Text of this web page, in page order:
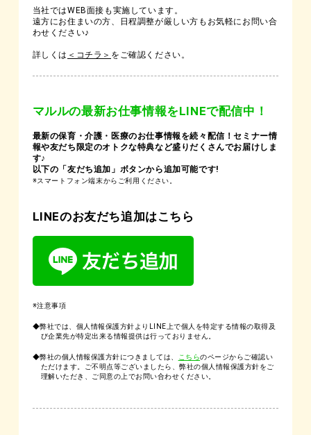
当社ではWEB面接も実施しています。
遠方にお住まいの方、日程調整が厳しい方もお気軽にお問い合
わせください♪
詳しくは ＜コチラ＞ をご確認ください。
マルルの最新お仕事情報をLINEで配信中！
最新の保育・介護・医療のお仕事情報を続々配信！セミナー情
報や友だち限定のオトクな特典など盛りだくさんでお届けしま
す♪
以下の「友だち追加」ボタンから追加可能です!
※スマートフォン端末からご利用ください。
LINEのお友だち追加はこちら
※注意事項
◆弊社では、個人情報保護方針よりLINE上で個人を特定する情報の取得及
び企業先が特定出来る情報提供は行っておりません。
◆弊社の個人情報保護方針につきましては、 こちらのページからご確認い
ただけます。ご不明点等ございましたら、弊社の個人情報保護方針をご
理解いただき、ご同意の上でお問い合わせください。